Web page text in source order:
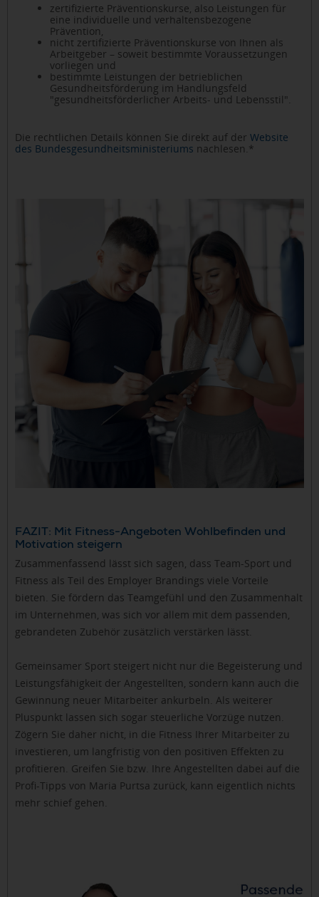
zertifizierte Präventionskurse, also Leistungen für
eine individuelle und verhaltensbezogene
Prävention,
nicht zertifizierte Präventionskurse von Ihnen als
Arbeitgeber – soweit bestimmte Voraussetzungen
vorliegen und
bestimmte Leistungen der betrieblichen
Gesundheitsförderung im Handlungsfeld
"gesundheitsförderlicher Arbeits- und Lebensstil".
Die rechtlichen Details können Sie direkt auf der Website
des Bundesgesundheitsministeriums nachlesen.*
FAZIT: Mit Fitness-Angeboten Wohlbefinden und
Motivation steigern
Zusammenfassend lässt sich sagen, dass Team-Sport und
Fitness als Teil des Employer Brandings viele Vorteile
bieten. Sie fördern das Teamgefühl und den Zusammenhalt
im Unternehmen, was sich vor allem mit dem passenden,
gebrandeten Zubehör zusätzlich verstärken lässt.
Gemeinsamer Sport steigert nicht nur die Begeisterung und
Leistungsfähigkeit der Angestellten, sondern kann auch die
Gewinnung neuer Mitarbeiter ankurbeln. Als weiterer
Pluspunkt lassen sich sogar steuerliche Vorzüge nutzen.
Zögern Sie daher nicht, in die Fitness Ihrer Mitarbeiter zu
investieren, um langfristig von den positiven Effekten zu
profitieren. Greifen Sie bzw. Ihre Angestellten dabei auf die
Profi-Tipps von Maria Purtsa zurück, kann eigentlich nichts
mehr schief gehen.